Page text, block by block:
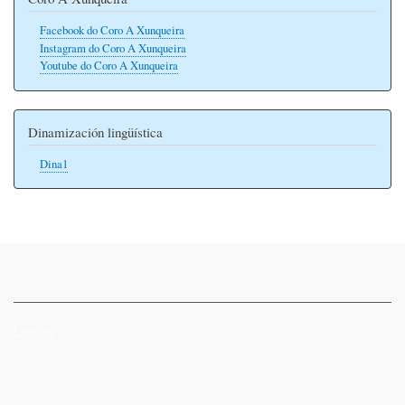
Facebook do Coro A Xunqueira
Instagram do Coro A Xunqueira
Youtube do Coro A Xunqueira
Dinamización lingüística
Dina1